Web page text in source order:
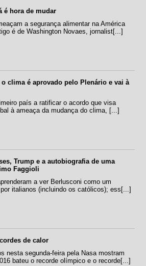
é hora de mudar
a segurança alimentar na América
é de Washington Novaes, jornalist[...]
clima é aprovado pelo Plenário e vai à
país a ratificar o acordo que visa
à ameaça da mudança do clima, [...]
Trump e a autobiografia de uma
Faggioli
a ver Berlusconi como um
italianos (incluindo os católicos); ess[...]
de calor
nesta segunda-feira pela Nasa mostram
bateu o recorde olímpico e o recorde[...]